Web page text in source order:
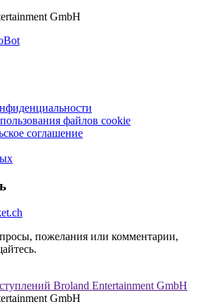
GmbH
файлов cookie
соглашение
пожелания или комментарии,
GmbH